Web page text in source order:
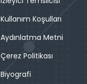
Kullanım Koşulları
Aydınlatma Metni
Çerez Politikası
Biyografi